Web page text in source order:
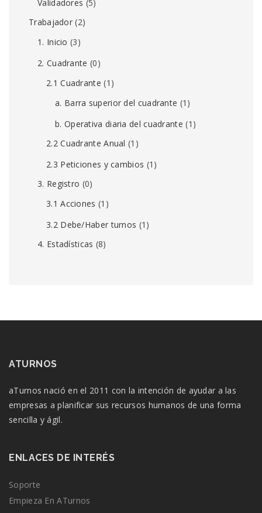
Validadores (5)
Trabajador (2)
1. Inicio (3)
2. Cuadrante (0)
2.1 Cuadrante (1)
a. Barra superior del cuadrante (1)
b. Operativa diaria del cuadrante (1)
2.2 Cuadrante Anual (1)
2.3 Peticiones y cambios (1)
3. Registro (0)
3.1 Acciones (1)
3.2 Debe/Haber turnos (1)
4. Estadísticas (8)
ATURNOS
aTurnos nació en el 2011 con la intención de ayudar a las
empresas a planificar sus recursos humanos de una forma
sencilla y ágil.
ENLACES DE INTERÉS
Soporte
Empieza En ATurnos